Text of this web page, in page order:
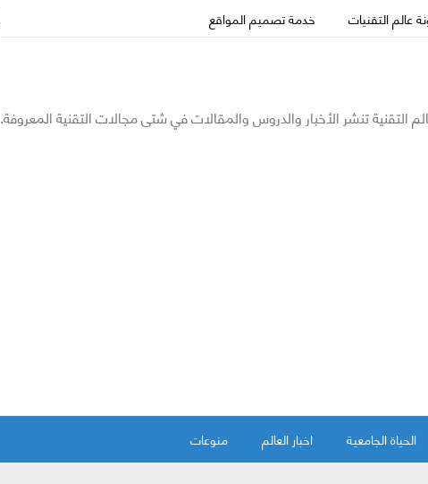
عالم التقنيات خدمة تصميم المواقع
التقنية تنشر الأخبار والدروس والمقالات في شتى مجالات التقنية المعروفة.
الحياة الجامعية اخبار العالم منوعات